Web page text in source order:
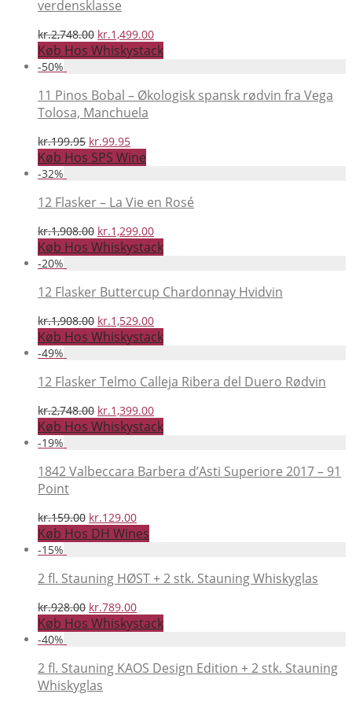
verdensklasse
kr.2,748.00 Den
oprindelige
pris
kr.2,748.00.
kr.1,499.00Den
aktuelle
pris
kr.1,499.00.
Køb Hos Whiskystack
-50%
11 Pinos Bobal – Økologisk spansk rødvin fra Vega
Tolosa, Manchuela
kr.199.95 Den
oprindelige
pris
kr.199.95.
kr.99.95Den
aktuelle
pris
kr.99.95.
Køb Hos SPS Wine
-32%
12 Flasker – La Vie en Rosé
kr.1,908.00 Den
oprindelige
pris
kr.1,908.00.
kr.1,299.00Den
aktuelle
pris
kr.1,299.00.
Køb Hos Whiskystack
-20%
12 Flasker Buttercup Chardonnay Hvidvin
kr.1,908.00 Den
oprindelige
pris
kr.1,908.00.
kr.1,529.00Den
aktuelle
pris
kr.1,529.00.
Køb Hos Whiskystack
-49%
12 Flasker Telmo Calleja Ribera del Duero Rødvin
kr.2,748.00 Den
oprindelige
pris
kr.2,748.00.
kr.1,399.00Den
aktuelle
pris
kr.1,399.00.
Køb Hos Whiskystack
-19%
1842 Valbeccara Barbera d’Asti Superiore 2017 – 91
Point
kr.159.00 Den
oprindelige
pris
kr.159.00.
kr.129.00Den
aktuelle
pris
kr.129.00.
Køb Hos DH Wines
-15%
2 fl. Stauning HØST + 2 stk. Stauning Whiskyglas
kr.928.00 Den
oprindelige
pris
kr.928.00.
kr.789.00Den
aktuelle
pris
kr.789.00.
Køb Hos Whiskystack
-40%
2 fl. Stauning KAOS Design Edition + 2 stk. Stauning
Whiskyglas